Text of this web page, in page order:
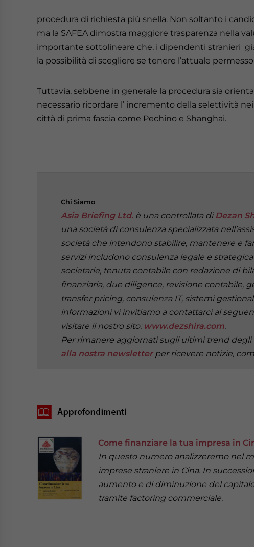
procedura di richiesta più snella. Non soltanto i
ma la SAFEA dimostra maggiore trasparenza nella
importante sottolineare che, i dipendenti stranieri
la possibilità di scegliere se tenere l’attuale
Tuttavia, sebbene in generale la procedura sia
necessario ricordare l’ incremento della selettività
città di prima fascia come Pechino e Shanghai.
Chi Siamo
Asia Briefing Ltd. è una controllata diDezan
una società di consulenza specializzata
società che intendono stabilire, mantenere e
servizi includono consulenza legale e
societarie, tenuta contabile con redazione di
finanziaria, due diligence, revisione contabile,
transfer pricing, consulenza IT, sistemi
informazioni vi invitiamo a contattarci al
visitare il nostro sito: www.dezshira.com.
Per rimanere aggiornati sugli ultimi trend
alla nostra newsletterper ricevere notizie,
Come finanziare la tua impresa in
In questo numero analizzeremo nel
imprese straniere in Cina. In
aumento e di diminuzione del
tramite factoring commerciale.